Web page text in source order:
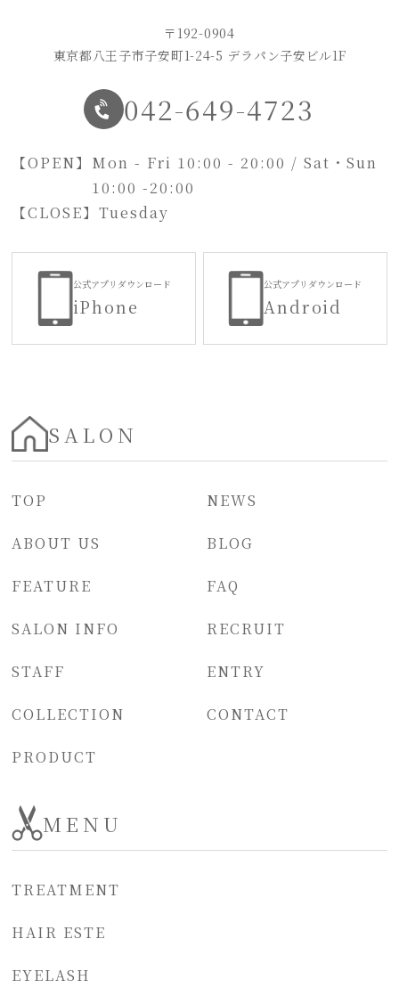
〒192-0904
東京都八王子市子安町1-24-5 デラパン子安ビル1F
042-649-4723
【OPEN】 Mon - Fri 10:00 - 20:00 / Sat・Sun
10:00 -20:00
【CLOSE】Tuesday
公式アプリダウンロード
iPhone
公式アプリダウンロード
Android
SALON
TOP
ABOUT US
FEATURE
SALON INFO
STAFF
COLLECTION
PRODUCT
NEWS
BLOG
FAQ
RECRUIT
ENTRY
CONTACT
MENU
TREATMENT
HAIR ESTE
EYELASH